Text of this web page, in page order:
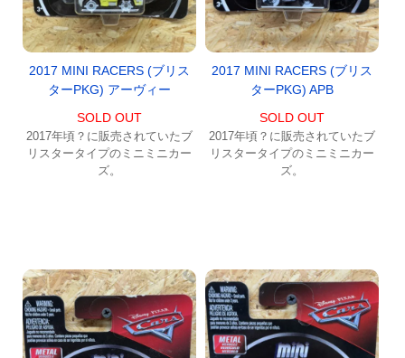
2017 MINI RACERS (ブリス
ターPKG) アーヴィー
SOLD OUT
2017年頃？に販売されていたブ
リスタータイプのミニミニカー
ズ。
2017 MINI RACERS (ブリス
ターPKG) APB
SOLD OUT
2017年頃？に販売されていたブ
リスタータイプのミニミニカー
ズ。